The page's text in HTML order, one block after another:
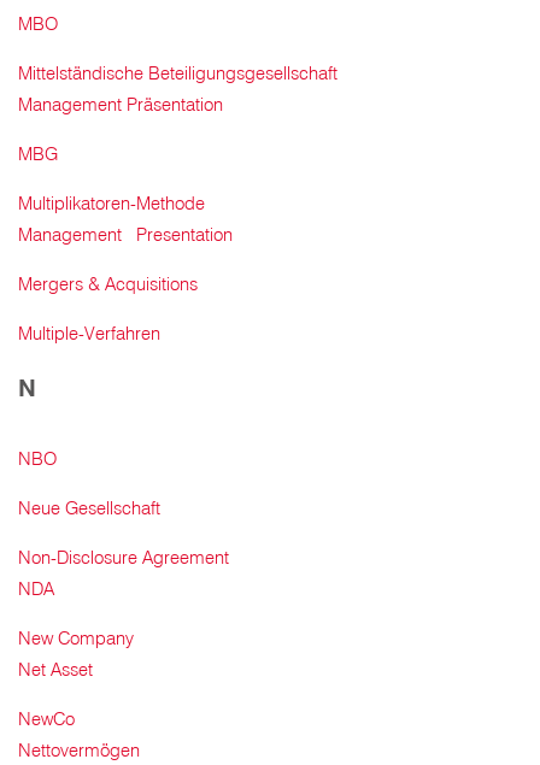
MBO
Mittelständische Beteiligungsgesellschaft
Management Präsentation
MBG
Multiplikatoren-Methode
Management Presentation
Mergers & Acquisitions
Multiple-Verfahren
N
NBO
Neue Gesellschaft
Non-Disclosure Agreement
NDA
New Company
Net Asset
NewCo
Nettovermögen